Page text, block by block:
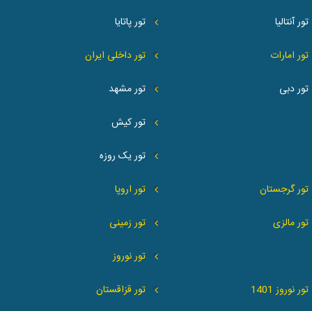
تور آنتالیا
تور پاتایا
تور امارات
تور دبی
تور داخلی ایران
تور مشهد
تور کیش
تور یک روزه
تور گرجستان
تور مالزی
تور اروپا
تور زمینی
تور نوروز
تور نوروز 1401
تور قزاقستان